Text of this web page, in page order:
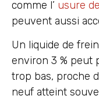
comme l’ usure
peuvent aussi
Un liquide de
environ 3 % peut
trop bas, proche
neuf atteint